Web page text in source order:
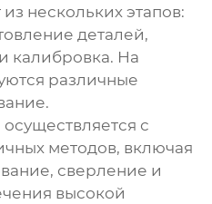
из нескольких этапов:
деталей,
калибровка. На
различные
с
методов, включая
сверление и
высокой